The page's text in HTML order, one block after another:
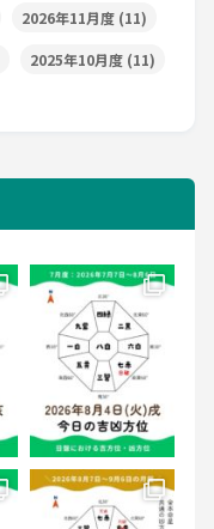
2026年11月度 (11)
2025年10月度 (11)